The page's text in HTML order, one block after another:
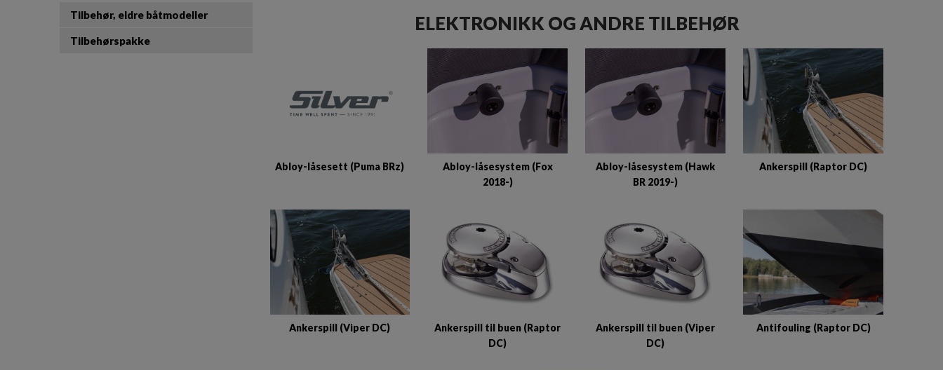
ELEKTRONIKK OG ANDRE TILBEHØR
Abloy-låsesett (Puma BRz)
Abloy-låsesystem (Fox
2018-)
Abloy-låsesystem (Hawk
BR 2019-)
Ankerspill (Raptor DC)
Ankerspill (Viper DC)
Ankerspill til buen (Raptor
DC)
Ankerspill til buen (Viper
DC)
Antifouling (Raptor DC)
Tilbehør, eldre båtmodeller
Tilbehørspakke